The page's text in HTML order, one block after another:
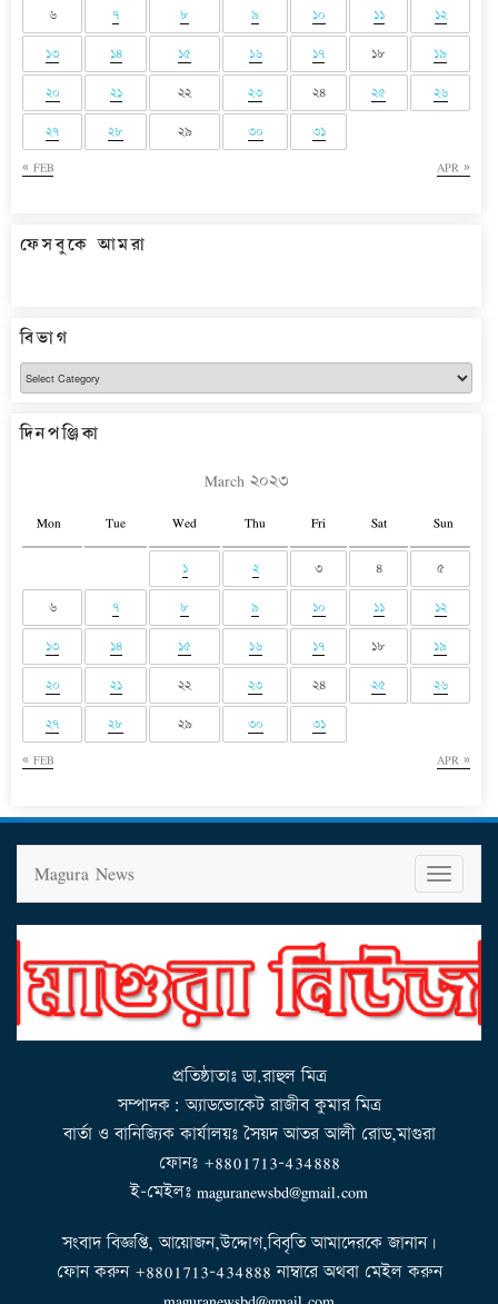
« FEB APR »
৬ ৭ ৮ ৯ ১০ ১১ ১২
১৩ ১৪ ১৫ ১৬ ১৭ ১৮ ১৯
২০ ২১ ২২ ২৩ ২৪ ২৫ ২৬
২৭ ২৮ ২৯ ৩০ ৩১
ফেসবুকে আমরা
বিভাগ
বিভাগ
দিনপঞ্জিকা
March ২০২৩
Mon Tue Wed Thu Fri Sat Sun
« FEB APR »
১ ২ ৩ ৪ ৫
৬ ৭ ৮ ৯ ১০ ১১ ১২
১৩ ১৪ ১৫ ১৬ ১৭ ১৮ ১৯
২০ ২১ ২২ ২৩ ২৪ ২৫ ২৬
২৭ ২৮ ২৯ ৩০ ৩১
T
o
g
g
l
n
g
a
t
i
o
n
Magura News
প্রতিষ্ঠাতাঃ ডা.রাহুল মিত্র
সম্পাদক: অ্যাডভোকেট রাজীব কুমার মিত্র
বার্তা ও বানিজ্যিক কার্যালয়ঃ সৈয়দ আতর আলী রোড,মাগুরা
ফোনঃ +8801713-434888
ই-মেইলঃ maguranewsbd@gmail.com
সংবাদ বিজ্ঞপ্তি, আয়োজন,উদ্দোগ,বিবৃতি আমাদেরকে জানান।
ফোন করুন +8801713-434888 নাম্বারে অথবা মেইল করুন